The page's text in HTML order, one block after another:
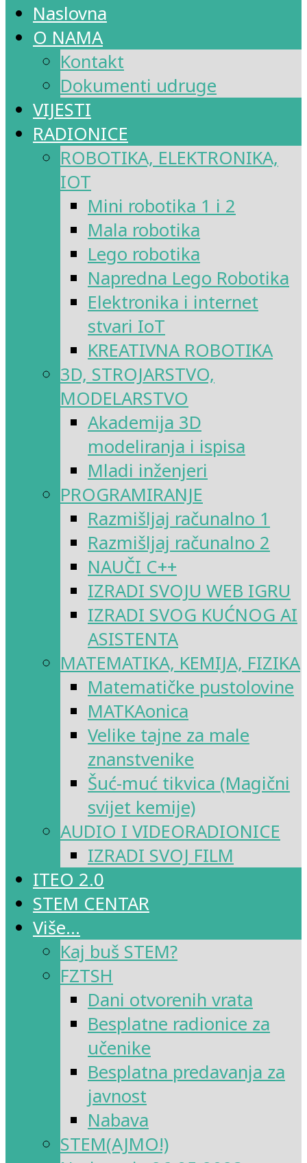
Naslovna
O NAMA
Kontakt
Dokumenti udruge
VIJESTI
RADIONICE
ROBOTIKA, ELEKTRONIKA,
IOT
Mini robotika 1 i 2
Mala robotika
Lego robotika
Napredna Lego Robotika
Elektronika i internet
stvari IoT
KREATIVNA ROBOTIKA
3D, STROJARSTVO,
MODELARSTVO
Akademija 3D
modeliranja i ispisa
Mladi inženjeri
PROGRAMIRANJE
Razmišljaj računalno 1
Razmišljaj računalno 2
NAUČI C++
IZRADI SVOJU WEB IGRU
IZRADI SVOG KUĆNOG AI
ASISTENTA
MATEMATIKA, KEMIJA, FIZIKA
Matematičke pustolovine
MATKAonica
Velike tajne za male
znanstvenike
Šuć-muć tikvica (Magični
svijet kemije)
AUDIO I VIDEORADIONICE
IZRADI SVOJ FILM
ITEO 2.0
STEM CENTAR
Više…
Kaj buš STEM?
FZTSH
Dani otvorenih vrata
Besplatne radionice za
učenike
Besplatna predavanja za
javnost
Nabava
STEM(AJMO!)